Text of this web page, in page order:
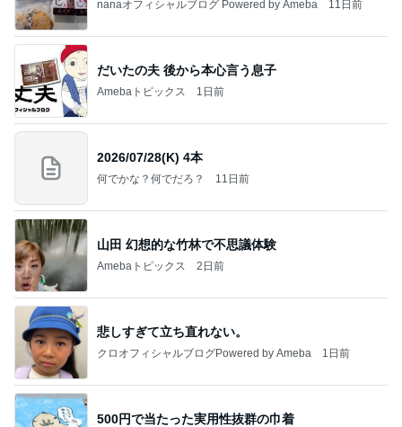
nanaオフィシャルブログ Powered by Ameba 11日前
だいたの夫 後から本心言う息子
Amebaトピックス 1日前
2026/07/28(K) 4本
何でかな？何でだろ？ 11日前
山田 幻想的な竹林で不思議体験
Amebaトピックス 2日前
悲しすぎて立ち直れない。
クロオフィシャルブログPowered by Ameba 1日前
500円で当たった実用性抜群の巾着